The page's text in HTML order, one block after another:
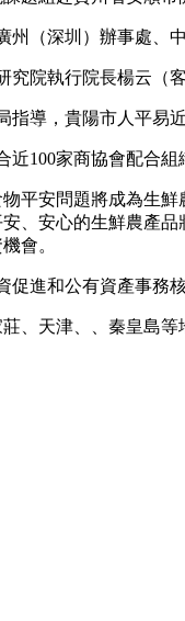
（深圳）辦事處、
院執行院長楊云（
導，貴陽市人平易
家商協會配合組
安問題將成為生鮮
、安心的生鮮農產
會。
進和公有資產事務
天津、、秦皇島等